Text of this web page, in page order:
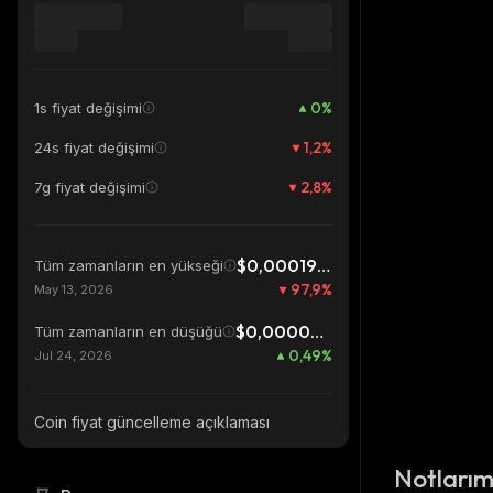
1s fiyat değişimi 0%
24s fiyat değişimi 1,2%
7g fiyat değişimi 2,8%
Tüm zamanların en yükseği $0,0001949
May 13, 2026 97,9%
Tüm zamanların en düşüğü $0,00000406
Jul 24, 2026 0,49%
Coin fiyat güncelleme açıklaması
Notlarım